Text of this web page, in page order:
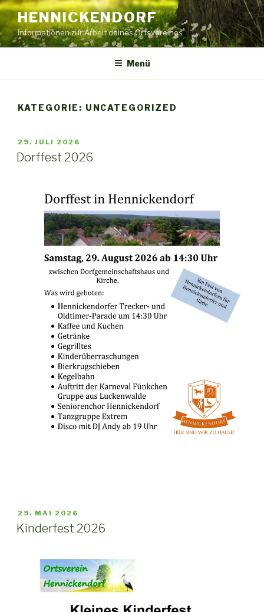
Zum
Inhalt
springen
HENNICKENDORF
Informationen zur Arbeit deines Ortsvereines
Menü
KATEGORIE: UNCATEGORIZED
VERÖFFENTLICHT
AM
29. JULI 2026
Dorffest 2026
VERÖFFENTLICHT
AM
29. MAI 2026
Kinderfest 2026